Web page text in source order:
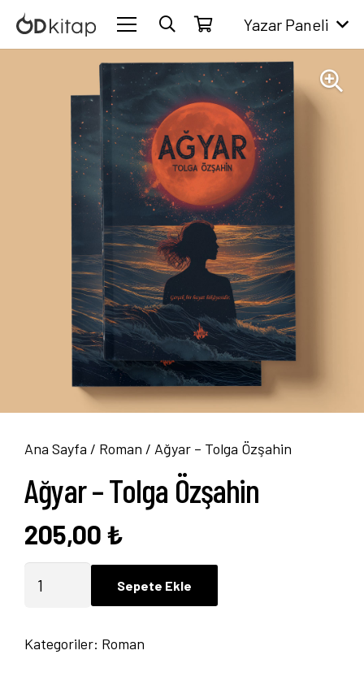
Yazar Paneli
Ana Sayfa / Roman / Ağyar – Tolga Özşahin
Ağyar – Tolga Özşahin
205,00 ₺
Özşahin
Sepete Ekle
Kategoriler: Roman